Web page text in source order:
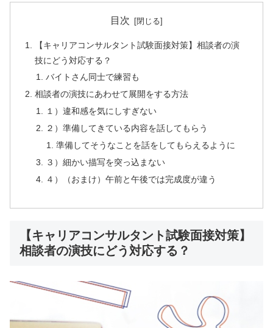
目次
【キャリアコンサルタント試験面接対策】相談者の演
技にどう対応する？
バイトさん同士で練習も
相談者の演技にあわせて展開をする方法
１）違和感を気にしすぎない
２）準備してきている内容を話してもらう
準備してそうなことを話をしてもらえるように
３）細かい描写を突っ込まない
４）（おまけ）午前と午後では完成度が違う
【キャリアコンサルタント試験面接対策】
相談者の演技にどう対応する？